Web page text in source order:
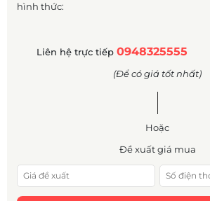
hình thức:
Liên hệ trực tiếp 0948325555
(Để có giá tốt nhất)
Hoặc
Đề xuất giá mua